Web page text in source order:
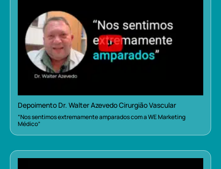
Depoimento Dr. Walter Azevedo Cirurgião Vascular
“Nos sentimos extremamente amparados com a WE Marketing
Médico”